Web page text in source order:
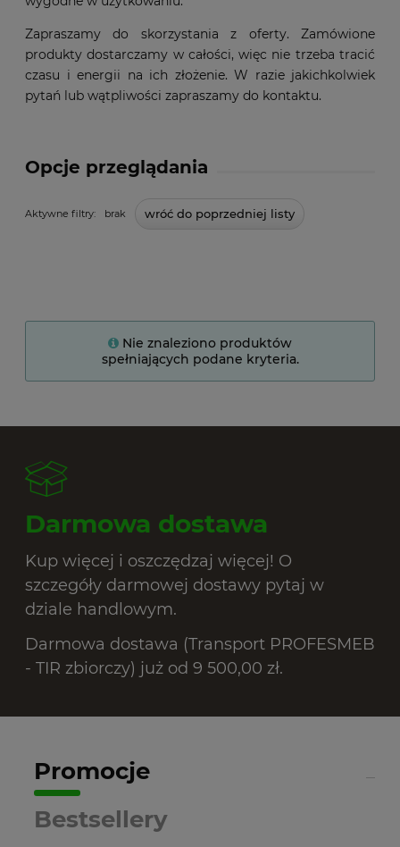
Opcje przeglądania
Aktywne filtry: brak wróć do poprzedniej listy
Nie znaleziono produktów
spełniających podane kryteria.
Zapraszamy do skorzystania z oferty. Zamówione
produkty dostarczamy w całości, więc nie trzeba tracić
czasu i energii na ich złożenie. W razie jakichkolwiek
pytań lub wątpliwości zapraszamy do kontaktu.
Darmowa dostawa
Kup więcej i oszczędzaj więcej! O
szczegóły darmowej dostawy pytaj w
dziale handlowym.
Darmowa dostawa (Transport PROFESMEB
- TIR zbiorczy) już od 9 500,00 zł.
Promocje
Bestsellery